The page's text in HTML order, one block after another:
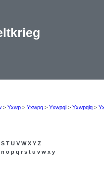
> Yxwp > Yxwpq > Yxwpql > Yxwpqlq >
S T U V W X Y Z
n o p q r s t u v w x y